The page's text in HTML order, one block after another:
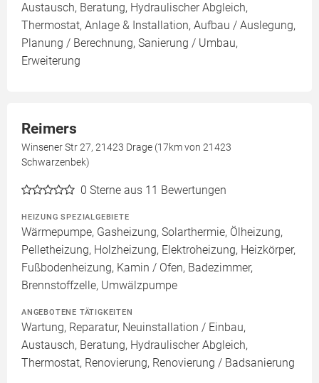
Austausch, Beratung, Hydraulischer Abgleich,
Thermostat, Anlage & Installation, Aufbau / Auslegung,
Planung / Berechnung, Sanierung / Umbau,
Erweiterung
Reimers
Winsener Str 27, 21423 Drage (17km von 21423
Schwarzenbek)
0 Sterne aus 11 Bewertungen
HEIZUNG SPEZIALGEBIETE
Wärmepumpe, Gasheizung, Solarthermie, Ölheizung,
Pelletheizung, Holzheizung, Elektroheizung, Heizkörper,
Fußbodenheizung, Kamin / Ofen, Badezimmer,
Brennstoffzelle, Umwälzpumpe
ANGEBOTENE TÄTIGKEITEN
Wartung, Reparatur, Neuinstallation / Einbau,
Austausch, Beratung, Hydraulischer Abgleich,
Thermostat, Renovierung, Renovierung / Badsanierung